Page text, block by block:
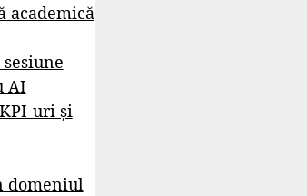
academică
AI
uri și
domeniul